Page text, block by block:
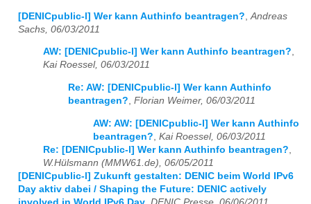
[DENICpublic-l] Wer kann Authinfo beantragen? Andreas
Sachs, 06/03/2011
AW: [DENICpublic-l] Wer kann Authinfo beantragen?,
Kai Roessel, 06/03/2011
Re: AW: [DENICpublic-l] Wer kann Authinfo
beantragen?, Florian Weimer, 06/03/2011
AW: AW: [DENICpublic-l] Wer kann Authinfo
beantragen? Kai Roessel, 06/03/2011
Re: [DENICpublic-l] Wer kann Authinfo beantragen?
W.Hülsmann (MMW61.de), 06/05/2011
[DENICpublic-l] Zukunft gestalten: DENIC beim World IPv6
Day aktiv dabei / Shaping the Future: DENIC actively